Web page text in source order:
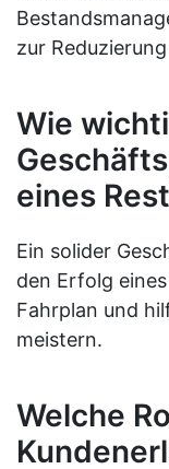
zur
Wie
eines
Ein solider
den Erfolg
Fahrplan und
meistern.
Welche